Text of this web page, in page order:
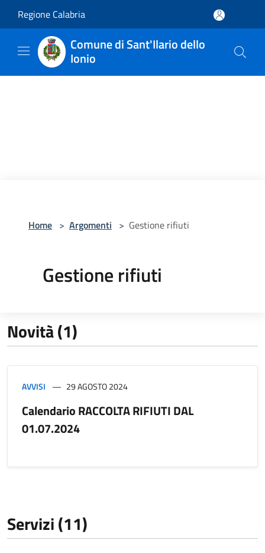
Regione Calabria
Comune di Sant'Ilario dello
Ionio
Home > Argomenti > Gestione rifiuti
Gestione rifiuti
Novità (1)
AVVISI 29 AGOSTO 2024
Calendario RACCOLTA RIFIUTI DAL
01.07.2024
Servizi (11)